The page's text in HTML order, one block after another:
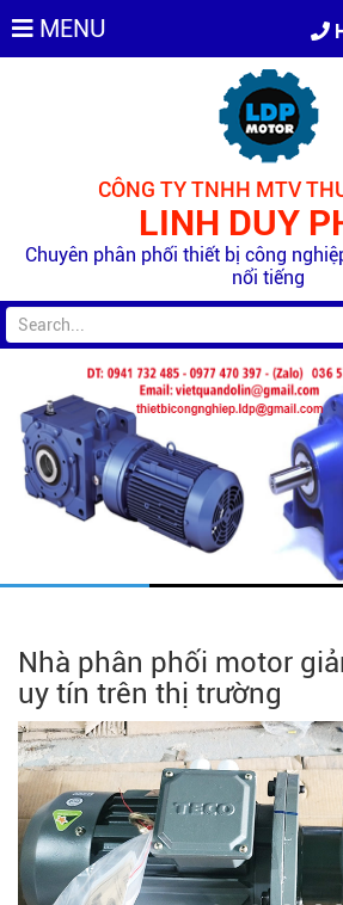
MENU
CÔNG TY TNHH MTV
LINH DUY
Chuyên phân phối thiết bị công
nổi tiếng
Nhà phân phối motor
uy tín trên thị trường